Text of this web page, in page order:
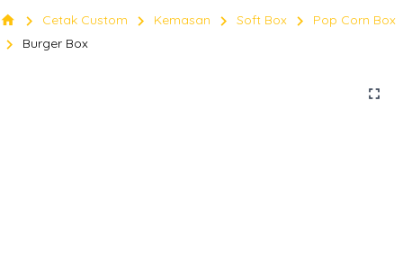
home chevron_right Cetak Custom chevron_right Kemasan chevron_right Soft Box chevron_right Pop Corn Box
chevron_right Burger Box
fullscreen